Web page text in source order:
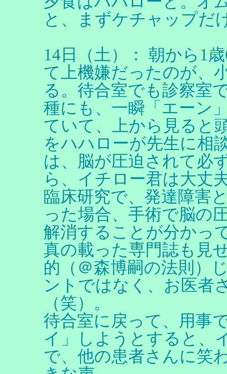
と、まずケチャップだ
14日（土）： 朝から1
て上機嫌だったのが、
る。待合室でも診察室
種にも、一瞬「エーン
ていて、上から見ると
をハハローが先生に相
は、脳が圧迫されて必
ら、イチロー君は大丈
臨床研究で、発達障害
った場合、手術で脳の
解消することが分かっ
真の載った専門誌も見
的（＠森博嗣の法則）
ントではなく、お医者
（笑）。
待合室に戻って、用事
イ」しようとすると、
で、他の患者さんに笑